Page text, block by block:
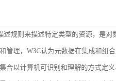
规则来描述特定类型的资源，是对
管理，W3C认为元数据在集成和组
以计算机可识别和理解的方式定